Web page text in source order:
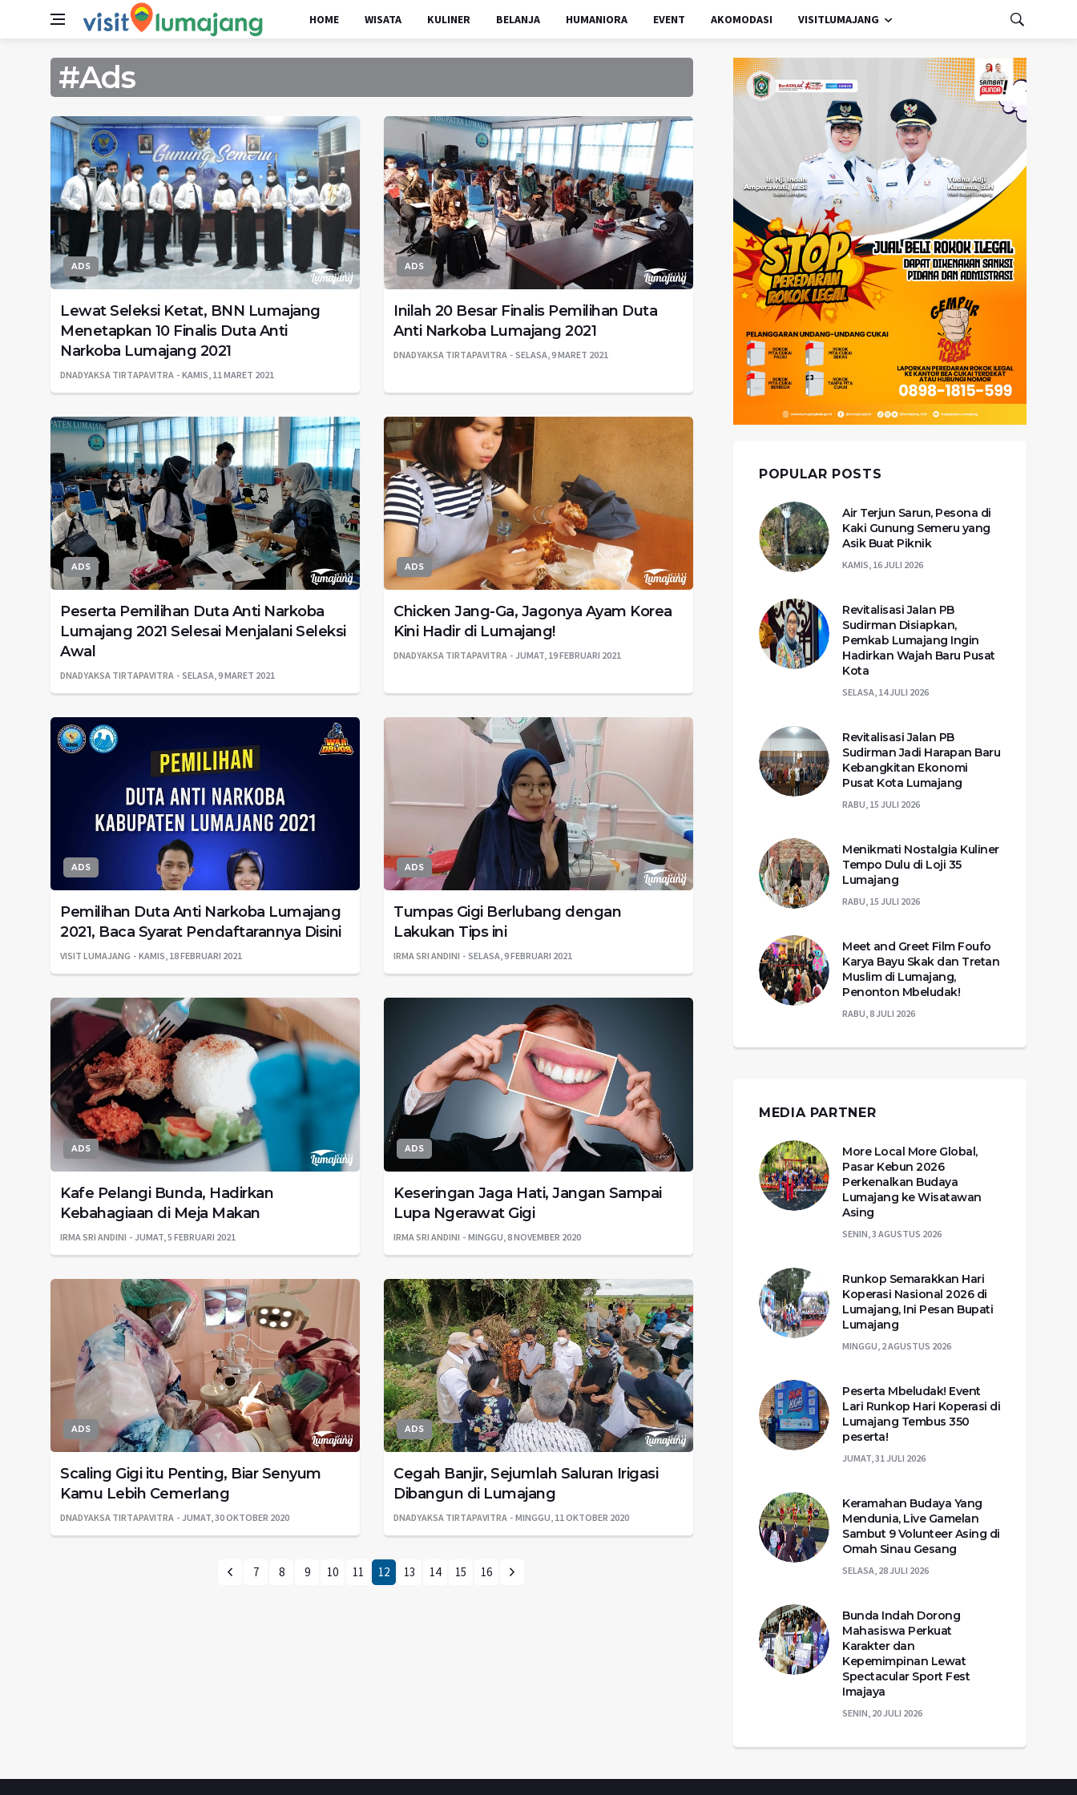
HOME WISATA KULINER BELANJA HUMANIORA EVENT AKOMODASI VISITLUMAJANG
#Ads
ADS
Lewat Seleksi Ketat, BNN Lumajang
Menetapkan 10 Finalis Duta Anti
Narkoba Lumajang 2021
DNADYAKSA TIRTAPAVITRA KAMIS, 11 MARET 2021
ADS
Inilah 20 Besar Finalis Pemilihan Duta
Anti Narkoba Lumajang 2021
DNADYAKSA TIRTAPAVITRA SELASA, 9 MARET 2021
ADS
Peserta Pemilihan Duta Anti Narkoba
Lumajang 2021 Selesai Menjalani Seleksi
Awal
DNADYAKSA TIRTAPAVITRA SELASA, 9 MARET 2021
ADS
Chicken Jang-Ga, Jagonya Ayam Korea
Kini Hadir di Lumajang!
DNADYAKSA TIRTAPAVITRA JUMAT, 19 FEBRUARI 2021
ADS
Pemilihan Duta Anti Narkoba Lumajang
2021, Baca Syarat Pendaftarannya Disini
VISIT LUMAJANG KAMIS, 18 FEBRUARI 2021
ADS
Tumpas Gigi Berlubang dengan
Lakukan Tips ini
IRMA SRI ANDINI SELASA, 9 FEBRUARI 2021
ADS
Kafe Pelangi Bunda, Hadirkan
Kebahagiaan di Meja Makan
IRMA SRI ANDINI JUMAT, 5 FEBRUARI 2021
ADS
Keseringan Jaga Hati, Jangan Sampai
Lupa Ngerawat Gigi
IRMA SRI ANDINI MINGGU, 8 NOVEMBER 2020
ADS
Scaling Gigi itu Penting, Biar Senyum
Kamu Lebih Cemerlang
DNADYAKSA TIRTAPAVITRA JUMAT, 30 OKTOBER 2020
ADS
Cegah Banjir, Sejumlah Saluran Irigasi
Dibangun di Lumajang
DNADYAKSA TIRTAPAVITRA MINGGU, 11 OKTOBER 2020
7 8 9 10 11 12 13 14 15 16
POPULAR POSTS
Air Terjun Sarun, Pesona di
Kaki Gunung Semeru yang
Asik Buat Piknik
KAMIS, 16 JULI 2026
Revitalisasi Jalan PB
Sudirman Disiapkan,
Pemkab Lumajang Ingin
Hadirkan Wajah Baru Pusat
Kota
SELASA, 14 JULI 2026
Revitalisasi Jalan PB
Sudirman Jadi Harapan Baru
Kebangkitan Ekonomi
Pusat Kota Lumajang
RABU, 15 JULI 2026
Menikmati Nostalgia Kuliner
Tempo Dulu di Loji 35
Lumajang
RABU, 15 JULI 2026
Meet and Greet Film Foufo
Karya Bayu Skak dan Tretan
Muslim di Lumajang,
Penonton Mbeludak!
RABU, 8 JULI 2026
MEDIA PARTNER
More Local More Global,
Pasar Kebun 2026
Perkenalkan Budaya
Lumajang ke Wisatawan
Asing
SENIN, 3 AGUSTUS 2026
Runkop Semarakkan Hari
Koperasi Nasional 2026 di
Lumajang, Ini Pesan Bupati
Lumajang
MINGGU, 2 AGUSTUS 2026
Peserta Mbeludak! Event
Lari Runkop Hari Koperasi di
Lumajang Tembus 350
peserta!
JUMAT, 31 JULI 2026
Keramahan Budaya Yang
Mendunia, Live Gamelan
Sambut 9 Volunteer Asing di
Omah Sinau Gesang
SELASA, 28 JULI 2026
Bunda Indah Dorong
Mahasiswa Perkuat
Karakter dan
Kepemimpinan Lewat
Spectacular Sport Fest
Imajaya
SENIN, 20 JULI 2026